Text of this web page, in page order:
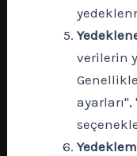
verilerin